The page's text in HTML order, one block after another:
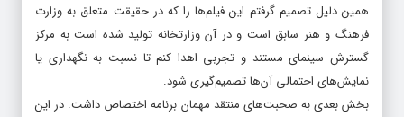
همین دلیل تصمیم گرفتم این فیلم‌ها را که در حقیقت متعلق به وزارت
فرهنگ و هنر سابق است و در آن وزارتخانه تولید شده است به مرکز
گسترش سینمای مستند و تجربی اهدا کنم تا نسبت به نگهداری یا
نمایش‌های احتمالی آن‌ها تصمیم‌گیری شود.
بخش بعدی به صحبت‌های منتقد مهمان برنامه اختصاص داشت. در این